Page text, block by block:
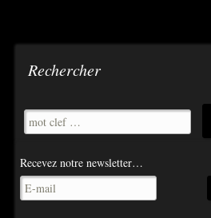
Rechercher
Recevez notre newsletter…